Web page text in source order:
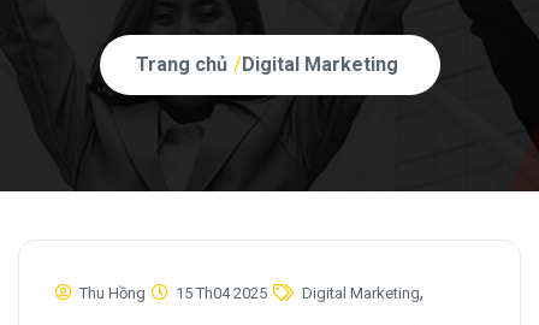
Trang chủ /Digital Marketing
Thu Hồng 15 Th04 2025 Digital Marketing,